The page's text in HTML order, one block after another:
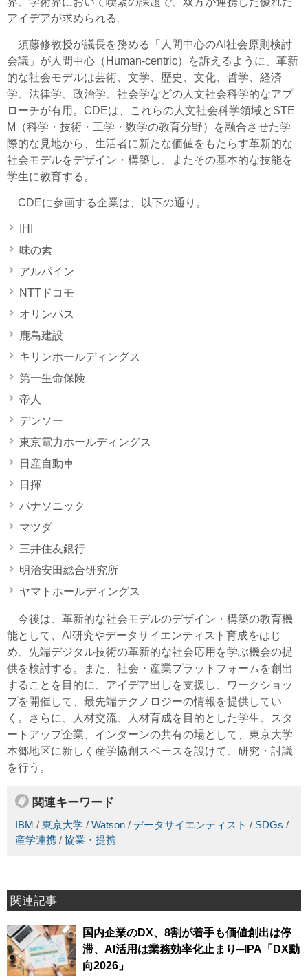
アイデアが求められる。
須藤修教授が議長を務める「人間中心のAI社会原則検討
会議」が人間中心（Human-centric）を訴えるように、革新
的な社会モデルは芸術、文学、歴史、文化、哲学、経済
学、法律学、政治学、社会学などの人文社会科学的なアプ
ローチが有用。CDEは、これらの人文社会科学領域とSTE
M（科学・技術・工学・数学の教育分野）を融合させた学
際的な見地から、生活者に新たな価値をもたらす革新的な
社会モデルをデザイン・構築し、またその基本的な技能を
学生に教育する。
CDEに参画する企業は、以下の通り。
IHI
味の素
アルパイン
NTTドコモ
オリンパス
鹿島建設
キリンホールディングス
第一生命保険
帝人
デンソー
東京電力ホールディングス
日産自動車
日揮
パナソニック
マツダ
三井住友銀行
明治安田総合研究所
ヤマトホールディングス
今後は、革新的な社会モデルのデザイン・構築の教育機
能として、AI研究やデータサイエンティスト育成をはじ
め、先端デジタル技術の革新的な社会応用を学ぶ機会の提
供を検討する。また、社会・産業プラットフォームを創出
することを目的に、アイデア出しを支援し、ワークショッ
プを開催して、最先端テクノロジーの情報を提供してい
く。さらに、人材交流、人材育成を目的とした学生、スタ
ートアップ企業、インターンの共有の場として、東京大学
本郷地区に新しく産学協創スペースを設けて、研究・討議
を行う。
関連キーワード
IBM / 東京大学 / Watson / データサイエンティスト / SDGs /
産学連携 / 協業・提携
関連記事
国内企業のDX、8割が着手も価値創出は停
滞、AI活用は業務効率化止まり─IPA「DX動
向2026」